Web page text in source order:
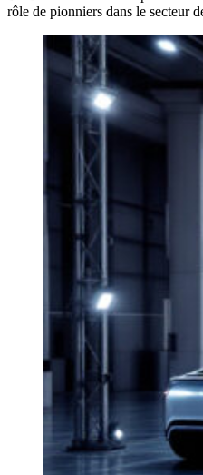
rôle de pionniers dans le secteur